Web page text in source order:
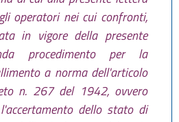
operatori nei cui confronti,
in vigore della presente
procedimento per la
a norma dell'articolo
n. 267 del 1942, ovvero
dello stato di